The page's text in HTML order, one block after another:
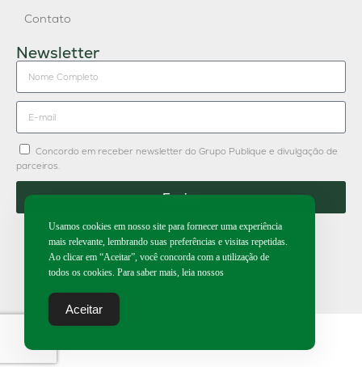
Contato
Newsletter
Concordo em receber newsletter do Grupo Publique e divulgação de
parceiros.
Enviar
2026 | Todos os direitos reservados.
Usamos cookies em nosso site para fornecer uma experiência
mais relevante, lembrando suas preferências e visitas repetidas.
Ao clicar em “Aceitar”, você concorda com a utilização de
todos os cookies. Para saber mais, leia nossos
Aceitar